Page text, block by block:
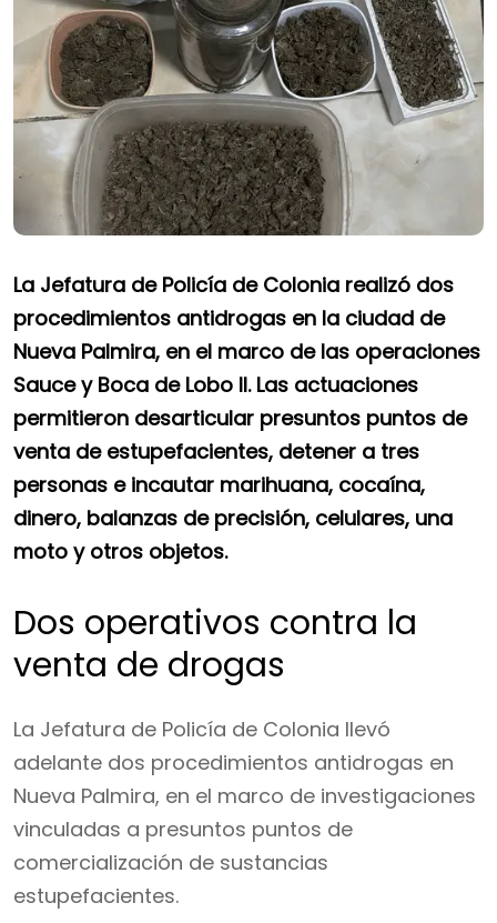
La Jefatura de Policía de Colonia realizó dos
procedimientos antidrogas en la ciudad de
Nueva Palmira, en el marco de las operaciones
Sauce y Boca de Lobo II. Las actuaciones
permitieron desarticular presuntos puntos de
venta de estupefacientes, detener a tres
personas e incautar marihuana, cocaína,
dinero, balanzas de precisión, celulares, una
moto y otros objetos.
Dos operativos contra la
venta de drogas
La Jefatura de Policía de Colonia llevó
adelante dos procedimientos antidrogas en
Nueva Palmira, en el marco de investigaciones
vinculadas a presuntos puntos de
comercialización de sustancias
estupefacientes.